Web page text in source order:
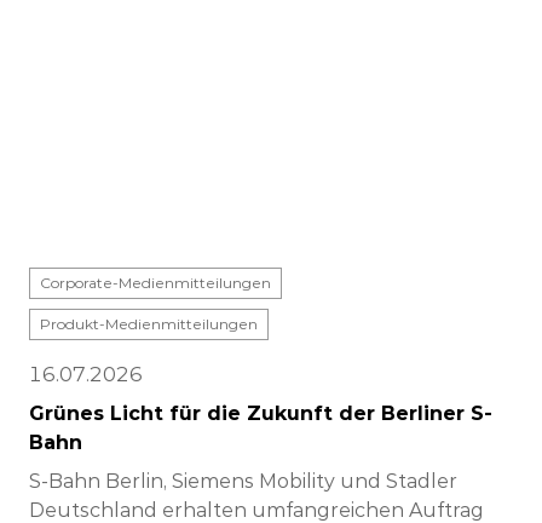
Corporate-Medienmitteilungen
Produkt-Medienmitteilungen
16.07.2026
Grünes Licht für die Zukunft der Berliner S-
Bahn
S-Bahn Berlin, Siemens Mobility und Stadler
Deutschland erhalten umfangreichen Auftrag